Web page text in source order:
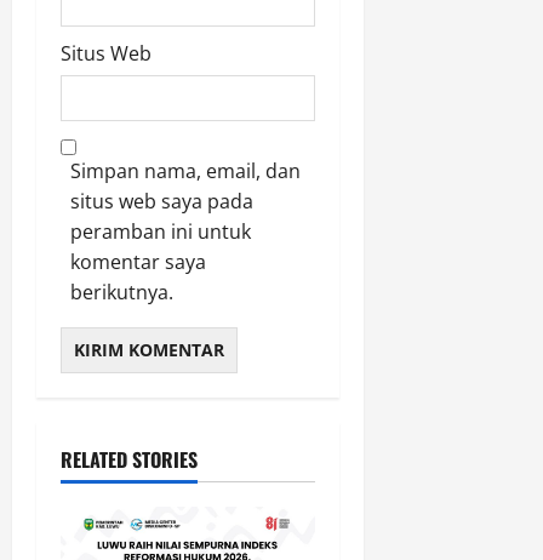
Situs Web
Simpan nama, email, dan
situs web saya pada
peramban ini untuk
komentar saya
berikutnya.
RELATED STORIES